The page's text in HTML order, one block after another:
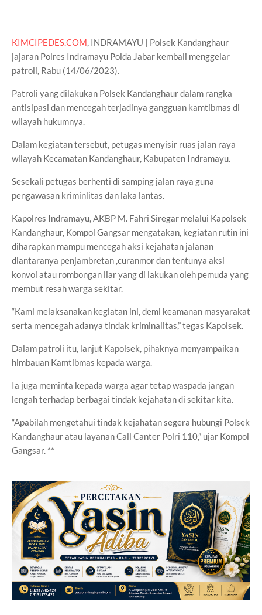
KIMCIPEDES.COM, INDRAMAYU | Polsek Kandanghaur
jajaran Polres Indramayu Polda Jabar kembali menggelar
patroli, Rabu (14/06/2023).
Patroli yang dilakukan Polsek Kandanghaur dalam rangka
antisipasi dan mencegah terjadinya gangguan kamtibmas di
wilayah hukumnya.
Dalam kegiatan tersebut, petugas menyisir ruas jalan raya
wilayah Kecamatan Kandanghaur, Kabupaten Indramayu.
Sesekali petugas berhenti di samping jalan raya guna
pengawasan kriminlitas dan laka lantas.
Kapolres Indramayu, AKBP M. Fahri Siregar melalui Kapolsek
Kandanghaur, Kompol Gangsar mengatakan, kegiatan rutin ini
diharapkan mampu mencegah aksi kejahatan jalanan
diantaranya penjambretan ,curanmor dan tentunya aksi
konvoi atau rombongan liar yang di lakukan oleh pemuda yang
membut resah warga sekitar.
“Kami melaksanakan kegiatan ini, demi keamanan masyarakat
serta mencegah adanya tindak kriminalitas,” tegas Kapolsek.
Dalam patroli itu, lanjut Kapolsek, pihaknya menyampaikan
himbauan Kamtibmas kepada warga.
Ia juga meminta kepada warga agar tetap waspada jangan
lengah terhadap berbagai tindak kejahatan di sekitar kita.
“Apabilah mengetahui tindak kejahatan segera hubungi Polsek
Kandanghaur atau layanan Call Canter Polri 110,” ujar Kompol
Gangsar. **